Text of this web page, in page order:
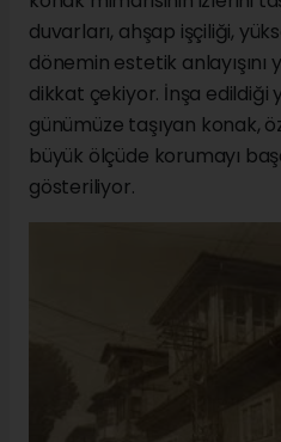
duvarları, ahşap işçiliği,
dönemin estetik anlayışını
dikkat çekiyor. İnşa edildiği
günümüze taşıyan konak,
büyük ölçüde korumayı
gösteriliyor.